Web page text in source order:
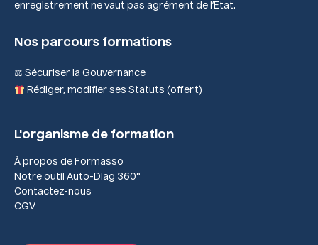
enregistrement ne vaut pas agrément de l’Etat.
Nos parcours formations
⚖ Sécuriser la Gouvernance
Rédiger, modifier ses Statuts (offert)
L'organisme de formation
À propos de Formasso
Notre outil Auto-Diag 360°
Contactez-nous
CGV